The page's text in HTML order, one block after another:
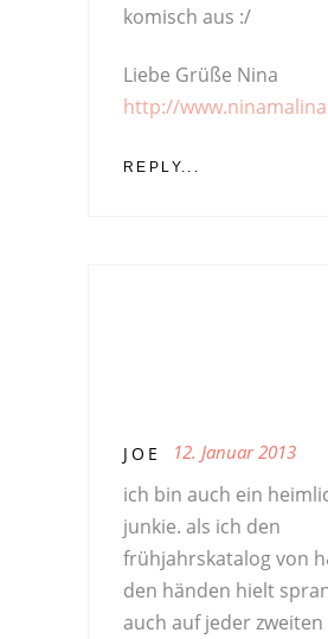
komisch aus :/
Liebe Grüße Nina
http://
REPLY...
JOE 12. Januar 2013
ich bin auch ein
junkie. als ich den
frühjahrskatalog von
den händen hielt
auch auf jeder zweiten